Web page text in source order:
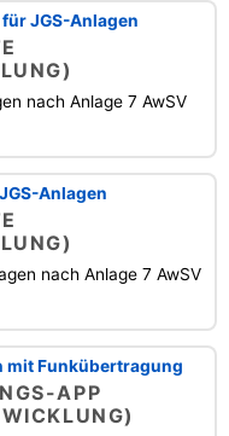
JGS-Anlagen
nach Anlage 7 AwSV
Anlagen
nach Anlage 7 AwSV
mit Funkübertragung
APP